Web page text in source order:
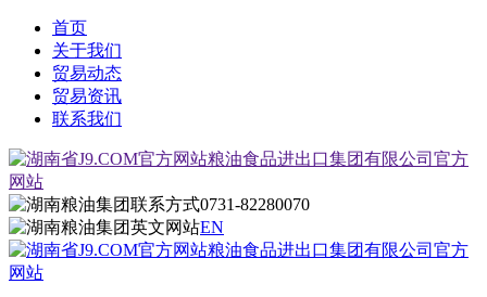
首页
关于我们
贸易动态
贸易资讯
联系我们
0731-82280070
EN